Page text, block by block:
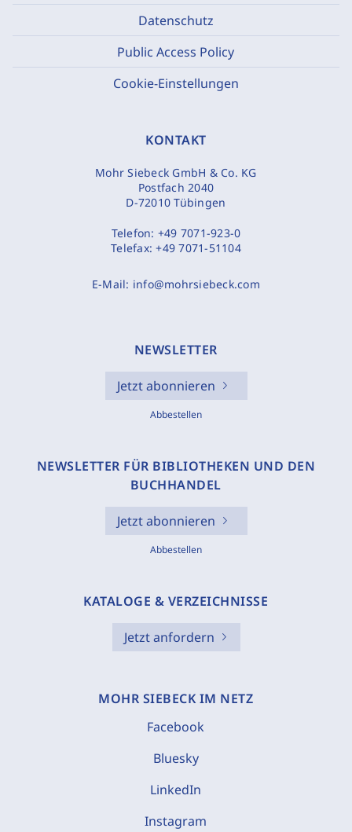
Datenschutz
Public Access Policy
Cookie-Einstellungen
KONTAKT
Mohr Siebeck GmbH & Co. KG
Postfach 2040
D-72010 Tübingen
Telefon: +49 7071-923-0
Telefax:+49 7071-51104
E-Mail: info@mohrsiebeck.com
NEWSLETTER
Jetzt abonnieren
Abbestellen
NEWSLETTER FÜR BIBLIOTHEKEN UND DEN
BUCHHANDEL
Jetzt abonnieren
Abbestellen
KATALOGE & VERZEICHNISSE
Jetzt anfordern
MOHR SIEBECK IM NETZ
Facebook
Bluesky
LinkedIn
Instagram